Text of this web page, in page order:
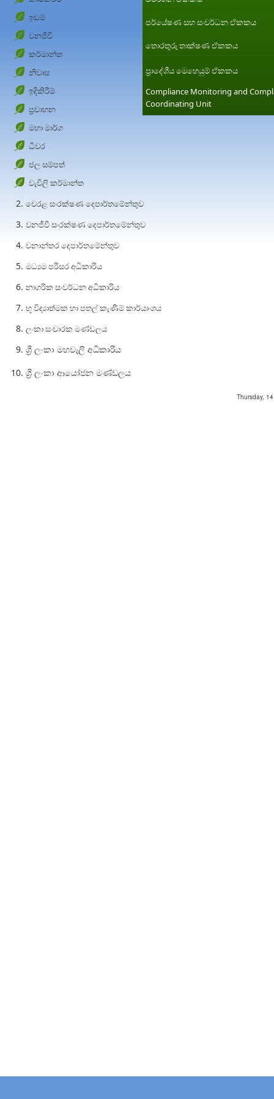
පර්යේෂණ සහ සංවර්ධන ඒකකය
තොරතුරු තාක්ෂණ ඒකකය
ප්‍රාදේශීය මෙහෙයුම් ඒකකය
Compliance Monitoring and
Coordinating Unit
ඉඩම්
වනජීවී
කර්මාන්ත
නිවාස
ඉදිකිරීම්
ප්‍රවාහන
මහා මාර්ග
ධීවර
ජල සම්පත්
වැවිලි කර්මාන්ත
වෙරළ සංරක්ෂණ දෙපාර්තමේන්තුව
වනජීවී සංරක්ෂණ දෙපාර්තමේන්තුව
වනාන්තර දෙපාර්තමේන්තුව
මධ්‍යම පරිසර අධිකාරිය
නාගරික සංවර්ධන අධිකාරිය
භූ විද්‍යාත්මක හා පතල් කැණීම් කාර්යාංශය
ලංකා සංචාරක මණ්ඩලය
ශ්‍රී ලංකා මහවැලි අධිකාරිය
ශ්‍රී ලංකා ආයෝජන මණ්ඩලය
Thursday,